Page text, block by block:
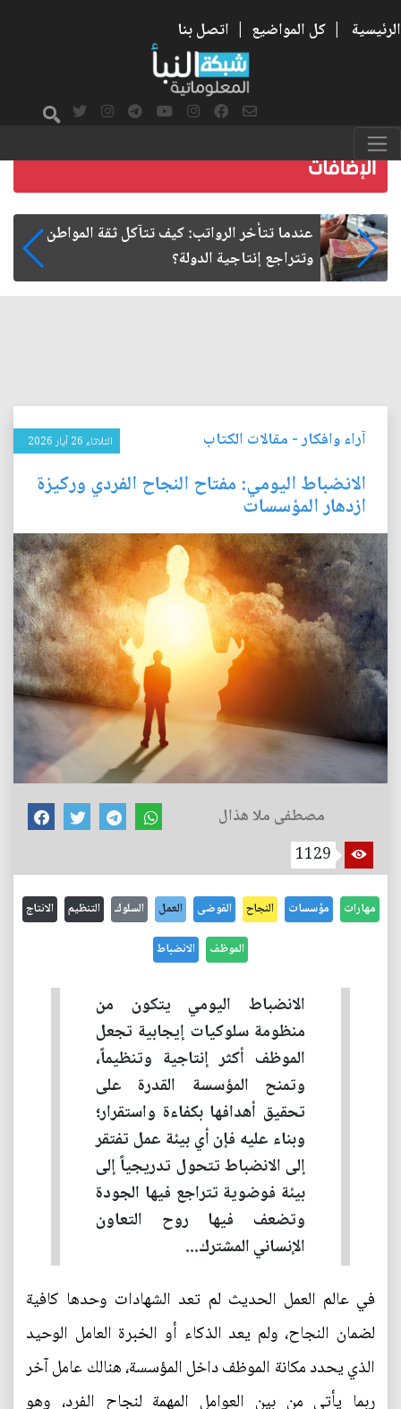
الرئيسية | كل المواضيع | اتصل بنا
صمت الطريق بعد الأربعين
آراء وافكار- مقالات الكتاب الثلاثاء 26 آيار 2026
الانضباط اليومي: مفتاح النجاح الفردي وركيزة
ازدهار المؤسسات
مصطفى ملا هذال
1129
مهارات مؤسسات النجاح الفوضى العمل السلوك التنظيم الانتاج
الموظف الانضباط
الانضباط اليومي يتكون من
منظومة سلوكيات إيجابية تجعل
الموظف أكثر إنتاجية وتنظيماً،
وتمنح المؤسسة القدرة على
تحقيق أهدافها بكفاءة واستقرار؛
وبناء عليه فإن أي بيئة عمل تفتقر
إلى الانضباط تتحول تدريجياً إلى
بيئة فوضوية تتراجع فيها الجودة
وتضعف فيها روح التعاون
الإنساني المشترك...
في عالم العمل الحديث لم تعد الشهادات وحدها كافية
لضمان النجاح، ولم يعد الذكاء أو الخبرة العامل الوحيد
الذي يحدد مكانة الموظف داخل المؤسسة، هنالك عامل آخر
ربما يأتي من بين العوامل المهمة لنجاح الفرد، وهو